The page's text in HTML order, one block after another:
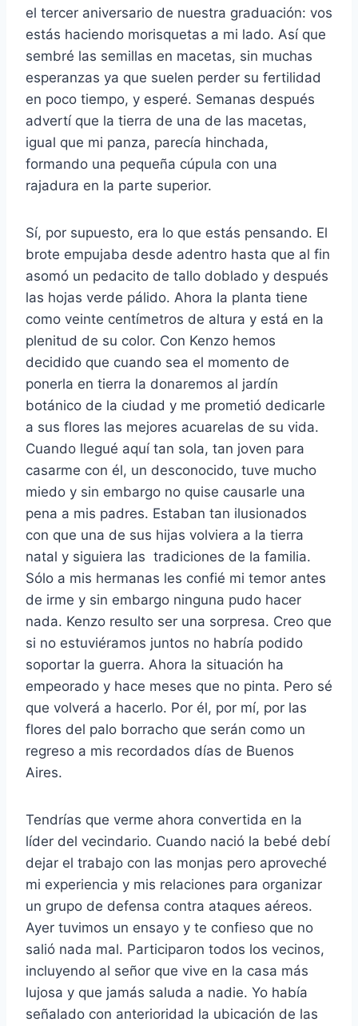
el tercer aniversario de nuestra graduación: vos
estás haciendo morisquetas a mi lado. Así que
sembré las semillas en macetas, sin muchas
esperanzas ya que suelen perder su fertilidad
en poco tiempo, y esperé. Semanas después
advertí que la tierra de una de las macetas,
igual que mi panza, parecía hinchada,
formando una pequeña cúpula con una
rajadura en la parte superior.
Sí, por supuesto, era lo que estás pensando. El
brote empujaba desde adentro hasta que al fin
asomó un pedacito de tallo doblado y después
las hojas verde pálido. Ahora la planta tiene
como veinte centímetros de altura y está en la
plenitud de su color. Con Kenzo hemos
decidido que cuando sea el momento de
ponerla en tierra la donaremos al jardín
botánico de la ciudad y me prometió dedicarle
a sus flores las mejores acuarelas de su vida.
Cuando llegué aquí tan sola, tan joven para
casarme con él, un desconocido, tuve mucho
miedo y sin embargo no quise causarle una
pena a mis padres. Estaban tan ilusionados
con que una de sus hijas volviera a la tierra
natal y siguiera las tradiciones de la familia.
Sólo a mis hermanas les confié mi temor antes
de irme y sin embargo ninguna pudo hacer
nada. Kenzo resulto ser una sorpresa. Creo que
si no estuviéramos juntos no habría podido
soportar la guerra. Ahora la situación ha
empeorado y hace meses que no pinta. Pero sé
que volverá a hacerlo. Por él, por mí, por las
flores del palo borracho que serán como un
regreso a mis recordados días de Buenos
Aires.
Tendrías que verme ahora convertida en la
líder del vecindario. Cuando nació la bebé debí
dejar el trabajo con las monjas pero aproveché
mi experiencia y mis relaciones para organizar
un grupo de defensa contra ataques aéreos.
Ayer tuvimos un ensayo y te confieso que no
salió nada mal. Participaron todos los vecinos,
incluyendo al señor que vive en la casa más
lujosa y que jamás saluda a nadie. Yo había
señalado con anterioridad la ubicación de las